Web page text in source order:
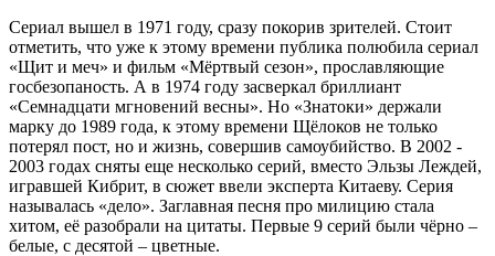
Сериал вышел в 1971 году, сразу покорив зрителей. Стоит
отметить, что уже к этому времени публика полюбила сериал
«Щит и меч» и фильм «Мёртвый сезон», прославляющие
госбезопаность. А в 1974 году засверкал бриллиант
«Семнадцати мгновений весны». Но «Знатоки» держали
марку до 1989 года, к этому времени Щёлоков не только
потерял пост, но и жизнь, совершив самоубийство. В 2002 -
2003 годах сняты еще несколько серий, вместо Эльзы Леждей,
игравшей Кибрит, в сюжет ввели эксперта Китаеву. Серия
называлась «дело». Заглавная песня про милицию стала
хитом, её разобрали на цитаты. Первые 9 серий были чёрно –
белые, с десятой – цветные.